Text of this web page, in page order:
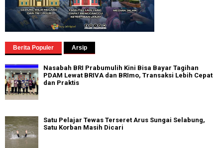
Berita Populer Arsip
Nasabah BRI Prabumulih Kini Bisa Bayar Tagihan
PDAM Lewat BRIVA dan BRImo, Transaksi Lebih Cepat
dan Praktis
Satu Pelajar Tewas Terseret Arus Sungai Selabung,
Satu Korban Masih Dicari